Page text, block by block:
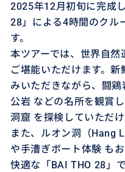
2025年12月初旬に完成
28」による4時間のクル
す。
本ツアーでは、世界自
ご堪能いただけます。
みいただきながら、闘
公岩 などの名所を観賞
洞窟 を探検していただけ
また、ルオン洞（Hang
や手漕ぎボート体験 も
快適な「BAI THO 28」